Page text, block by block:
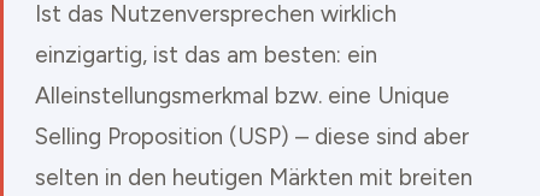
Ist das Nutzenversprechen wirklich
einzigartig, ist das am besten: ein
Alleinstellungsmerkmal bzw. eine Unique
Selling Proposition (USP) – diese sind aber
selten in den heutigen Märkten mit breiten